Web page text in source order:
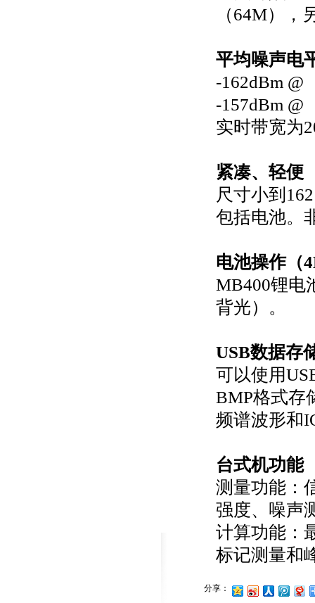
（64M），
平均噪声电
-162dBm @
-157dBm @
实时带宽为
紧凑、轻便
尺寸小到
包括电池。
电池操作（
MB400锂电
背光）。
USB数据存
可以使用
BMP格式存
频谱波形和
台式机功能
测量功能：
强度、噪声
计算功能：
标记测量和
分享：